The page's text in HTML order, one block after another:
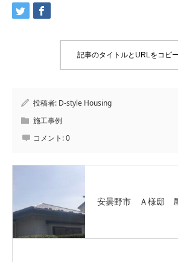
記事のタイトルとURLをコピ
投稿者: D-style Housing
施工事例
コメント:0
安曇野市 Ａ様邸